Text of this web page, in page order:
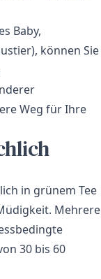
Baby,
können Sie
Weg für Ihre
in grünem Tee
Mehrere
30 bis 60